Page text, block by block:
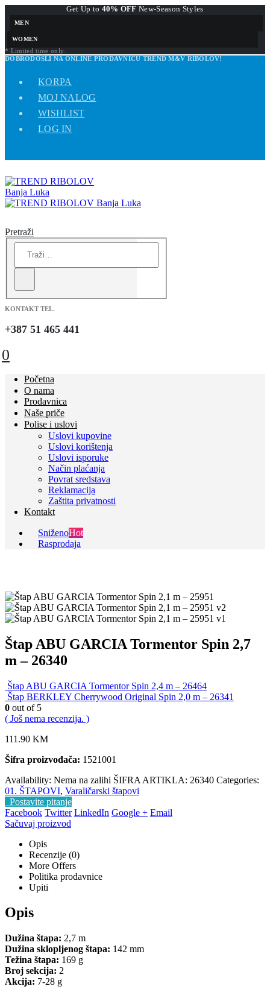
Get Up to 40% OFF New-Season Styles
MEN
WOMEN
* Limited time only.
DOBRODOŠLI NA ONLINE PRODAVNICU TREND M&V RIBOLOV!
KORPA
MOJ NALOG
WISHLIST
LOG IN
Pretraži
KONTAKT TEL.
+387 51 465 441
0
Početna
O nama
Prodavnica
Naše priče
Polise i uslovi
Uslovi kupovine
Uslovi korištenja
Uslovi isporuke
Način plaćanja
Povrat sredstava
Reklamacija
Zaštita privatnosti
Kontakt
SniženoHot
Rasprodaja
Štap ABU GARCIA Tormentor Spin 2,7
m – 26340
Štap ABU GARCIA Tormentor Spin 2,4 m – 26464
Štap BERKLEY Cherrywood Original Spin 2,0 m – 26341
0 out of 5
( Još nema recenzija. )
111.90 KM
Šifra proizvođača: 1521001
Availability: Nema na zalihi ŠIFRA ARTIKLA: 26340 Categories:
01. ŠTAPOVI, Varaličarski štapovi
Postavite pitanje
Facebook Twitter LinkedIn Google + Email
Sačuvaj proizvod
Opis
Recenzije (0)
More Offers
Politika prodavnice
Upiti
Opis
Dužina štapa: 2,7 m
Dužina sklopljenog štapa: 142 mm
Težina štapa: 169 g
Broj sekcija: 2
Akcija: 7-28 g